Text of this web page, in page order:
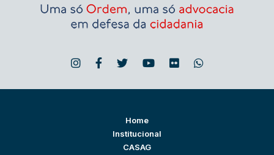
Home
Institucional
CASAG